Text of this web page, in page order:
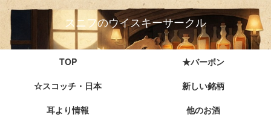
スニフのウイスキーサークル
TOP
★バーボン
☆スコッチ・日本
新しい銘柄
耳より情報
他のお酒